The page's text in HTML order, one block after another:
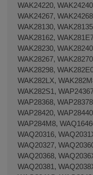
WAK24220,
WAK24267,
WAK28130,
WAK28162,
WAK28230,
WAK28267,
WAK28298,
WAK282LX,
WAK282S1,
WAP28368,
WAP28420,
WAP284M8,
WAQ20316,
WAQ20327,
WAQ20368,
WAQ20381,
Terminal de
desagüe lavadora
121/128)